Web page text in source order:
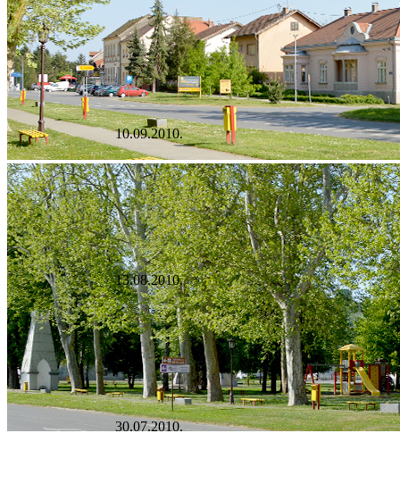
10.09.2010.
13.08.2010.
30.07.2010.